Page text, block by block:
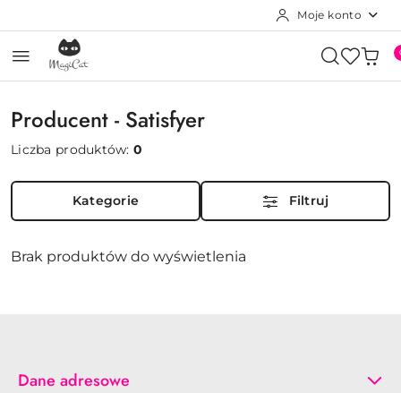
Moje konto
Producent - Satisfyer
Liczba produktów:0
Kategorie Filtruj
Brak produktów do wyświetlenia
Dane adresowe